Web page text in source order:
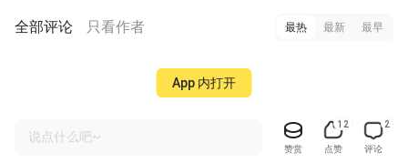
全部评论 只看作者 最热 最新 最早
说点什么吧~
赞赏
12
点赞
2
评论
App 内打开